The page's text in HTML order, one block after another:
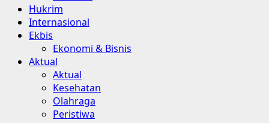
Hukrim
Internasional
Ekbis
Ekonomi & Bisnis
Aktual
Aktual
Kesehatan
Olahraga
Peristiwa